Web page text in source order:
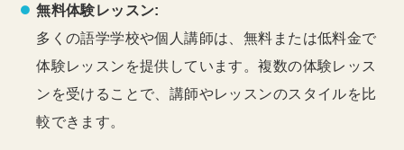
無料体験レッスン:
多くの語学学校や個人講師は、無料または低料金で
体験レッスンを提供しています。複数の体験レッス
ンを受けることで、講師やレッスンのスタイルを比
較できます。